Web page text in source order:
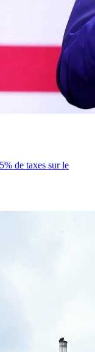
de taxes sur le